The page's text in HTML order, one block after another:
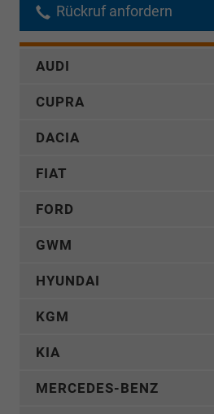
Rückruf anfordern
AUDI
CUPRA
DACIA
FIAT
FORD
GWM
HYUNDAI
KGM
KIA
MERCEDES-BENZ